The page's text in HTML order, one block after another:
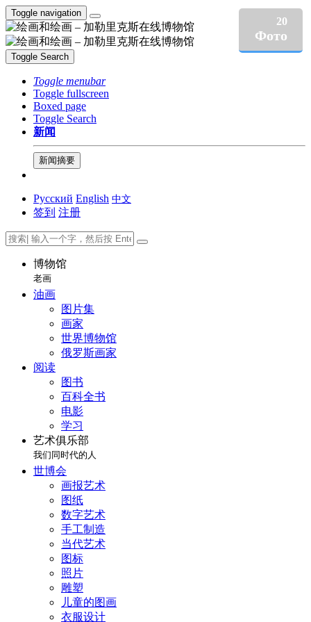
Toggle navigation
Toggle Search
Toggle menubar
Toggle fullscreen
Boxed page
Toggle Search
新闻
新闻摘要
Русский English 中文
签到 注册
博物馆
老画
油画
图片集
画家
世界博物馆
俄罗斯画家
阅读
图书
百科全书
电影
学习
艺术俱乐部
我们同时代的人
世博会
画报艺术
图纸
数字艺术
手工制造
当代艺术
图标
照片
雕塑
儿童的图画
衣服设计
20
Фото